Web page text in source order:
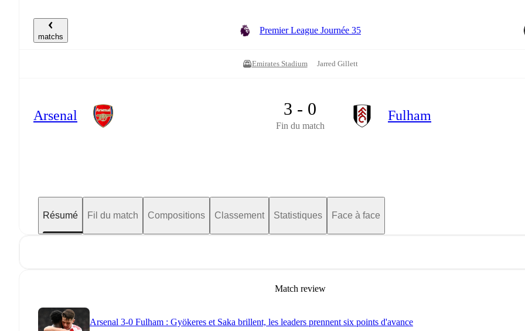
matchs
Premier League Journée 35
Emirates Stadium Jarred Gillett
Arsenal 3 - 0
Fin du match
Fulham
Résumé Fil du match Compositions Classement Statistiques Face à face
Match review
Arsenal 3-0 Fulham : Gyökeres et Saka brillent, les leaders prennent six points d'avance